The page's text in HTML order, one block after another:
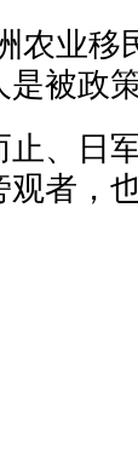
农业移
是被政
止、日
观者，